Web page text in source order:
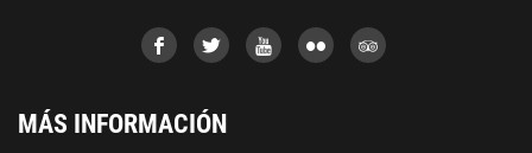
MÁS INFORMACIÓN